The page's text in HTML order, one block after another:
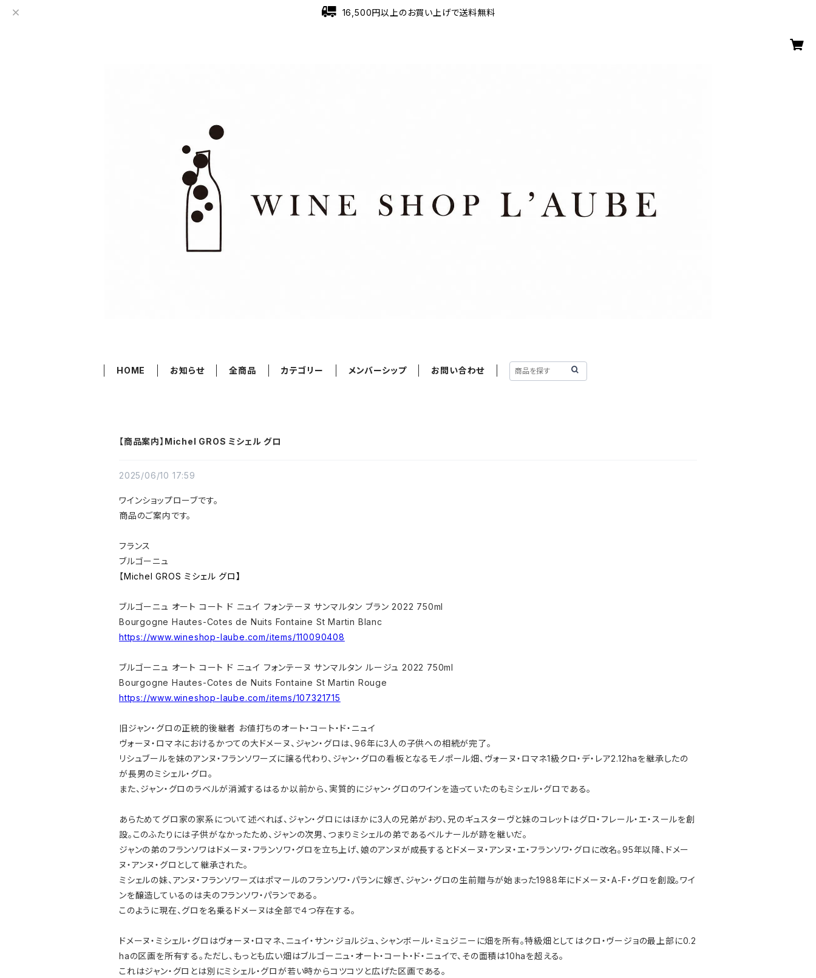
16,500円以上のお買い上げで送料無料
HOME お知らせ 全商品 カテゴリー メンバーシップ お問い合わせ
【商品案内】Michel GROS ミシェル グロ
2025/06/10 17:59
ワインショップローブです。
商品のご案内です。
フランス
ブルゴーニュ
【Michel GROS ミシェル グロ】
ブルゴーニュ オート コート ド ニュイ フォンテーヌ サンマルタン ブラン 2022 750ml
Bourgogne Hautes-Cotes de Nuits Fontaine St Martin Blanc
https://www.wineshop-laube.com/items/110090408
ブルゴーニュ オート コート ド ニュイ フォンテーヌ サンマルタン ルージュ 2022 750ml
Bourgogne Hautes-Cotes de Nuits Fontaine St Martin Rouge
https://www.wineshop-laube.com/items/107321715
旧ジャン・グロの正統的後継者 お値打ちのオート・コート・ド・ニュイ
ヴォーヌ・ロマネにおけるかつての大ドメーヌ、ジャン・グロは、96年に3人の子供への相続が完了。
リシュブールを妹のアンヌ・フランソワーズに譲る代わり、ジャン・グロの看板となるモノポール畑、ヴォーヌ・ロマネ1級クロ・デ・レア2.12haを継承したの
が長男のミシェル・グロ。
また、ジャン・グロのラベルが消滅するはるか以前から、実質的にジャン・グロのワインを造っていたのもミシェル・グロである。
あらためてグロ家の家系について述べれば、ジャン・グロにはほかに3人の兄弟がおり、兄のギュスターヴと妹のコレットはグロ・フレール・エ・スールを創
設。このふたりには子供がなかったため、ジャンの次男、つまりミシェルの弟であるベルナールが跡を継いだ。
ジャンの弟のフランソワはドメーヌ・フランソワ・グロを立ち上げ、娘のアンヌが成長するとドメーヌ・アンヌ・エ・フランソワ・グロに改名。95年以降、ドメー
ヌ・アンヌ・グロとして継承された。
ミシェルの妹、アンヌ・フランソワーズはポマールのフランソワ・パランに嫁ぎ、ジャン・グロの生前贈与が始まった1988年にドメーヌ・A-F・グロを創設。ワイ
ンを醸造しているのは夫のフランソワ・パランである。
このように現在、グロを名乗るドメーヌは全部で４つ存在する。
ドメーヌ・ミシェル・グロはヴォーヌ・ロマネ、ニュイ・サン・ジョルジュ、シャンボール・ミュジニーに畑を所有。特級畑としてはクロ・ヴージョの最上部に0.2
haの区画を所有する。ただし、もっとも広い畑はブルゴーニュ・オート・コート・ド・ニュイで、その面積は10haを超える。
これはジャン・グロとは別にミシェル・グロが若い時からコツコツと広げた区画である。